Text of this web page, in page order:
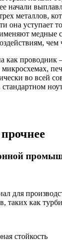
начали
металлов,
она уступает
медные
чем
как
во всей
прочнее
для
таких как
стойкость